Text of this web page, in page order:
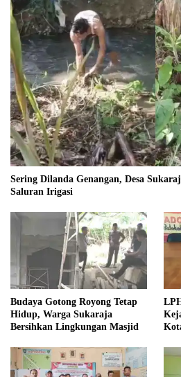
Sering Dilanda Genangan, Desa
Saluran Irigasi
Budaya Gotong Royong Tetap
Hidup, Warga Sukaraja
Bersihkan Lingkungan Masjid